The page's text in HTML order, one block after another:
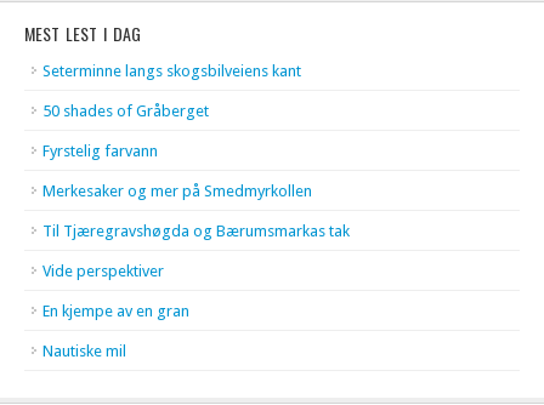
MEST LEST I DAG
Seterminne langs skogsbilveiens kant
50 shades of Gråberget
Fyrstelig farvann
Merkesaker og mer på Smedmyrkollen
Til Tjæregravshøgda og Bærumsmarkas tak
Vide perspektiver
En kjempe av en gran
Nautiske mil